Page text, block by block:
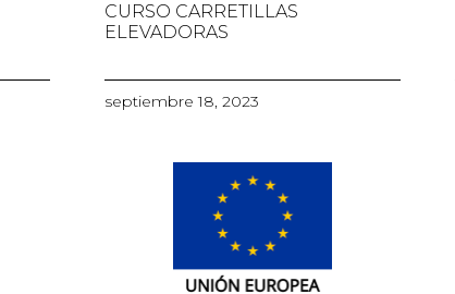
CURSO CARRETILLAS
ELEVADORAS
septiembre 18, 2023